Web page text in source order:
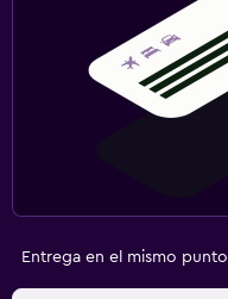
Entrega en el mismo punto